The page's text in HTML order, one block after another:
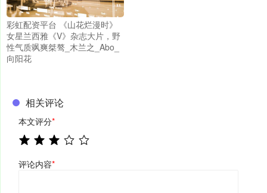
彩虹配资平台 《山花烂漫时》
女星兰西雅《V》杂志大片，野
性气质飒爽桀骜_木兰之_Abo_
向阳花
相关评论
本文评分*
评论内容*